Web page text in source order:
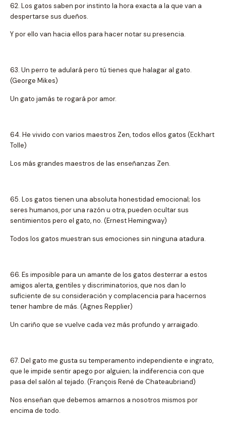
62. Los gatos saben por instinto la hora exacta a la que van a
despertarse sus dueños.
Y por ello van hacia ellos para hacer notar su presencia.
63. Un perro te adulará pero tú tienes que halagar al gato.
(George Mikes)
Un gato jamás te rogará por amor.
64. He vivido con varios maestros Zen, todos ellos gatos (Eckhart
Tolle)
Los más grandes maestros de las enseñanzas Zen.
65. Los gatos tienen una absoluta honestidad emocional; los
seres humanos, por una razón u otra, pueden ocultar sus
sentimientos pero el gato, no. (Ernest Hemingway)
Todos los gatos muestran sus emociones sin ninguna atadura.
66. Es imposible para un amante de los gatos desterrar a estos
amigos alerta, gentiles y discriminatorios, que nos dan lo
suficiente de su consideración y complacencia para hacernos
tener hambre de más. (Agnes Repplier)
Un cariño que se vuelve cada vez más profundo y arraigado.
67. Del gato me gusta su temperamento independiente e ingrato,
que le impide sentir apego por alguien; la indiferencia con que
pasa del salón al tejado. (François René de Chateaubriand)
Nos enseñan que debemos amarnos a nosotros mismos por
encima de todo.